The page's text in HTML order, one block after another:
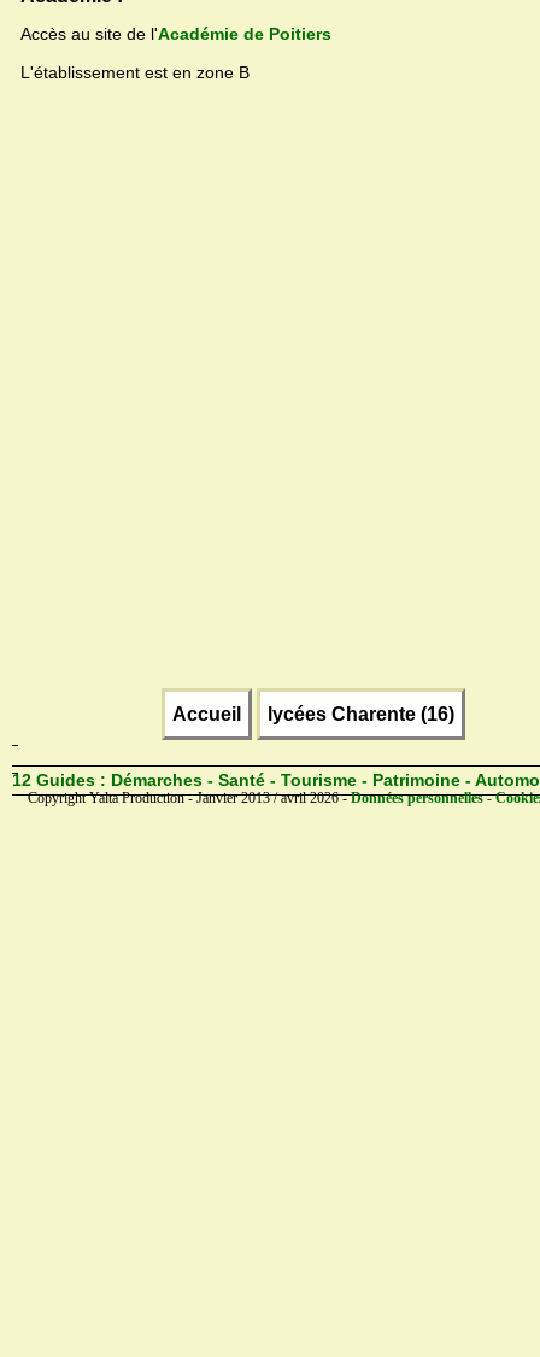
Accès au site de l'Académie de Poitiers
L'établissement est en zone B
Accueil lycées Charente (16)
12 Guides : Démarches - Santé - Tourisme - Patrimoine -
Copyright Yalta Production - Janvier 2013 / avril 2026 -Données personnelles -